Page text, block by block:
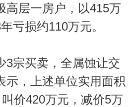
高层一房户，以415万
亏损约110万元。
3宗买卖，全属蚀让交
示，上述单位实用面积
价420万元，减价5万